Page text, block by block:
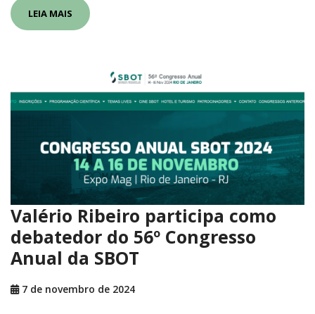
LEIA MAIS
Valério Ribeiro participa como
debatedor do 56º Congresso
Anual da SBOT
7 de novembro de 2024